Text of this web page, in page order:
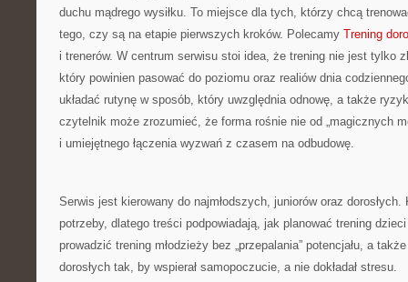
duchu mądrego wysiłku. To miejsce dla tych, którzy chcą
tego, czy są na etapie pierwszych kroków. Polecamy Trening
i trenerów. W centrum serwisu stoi idea, że trening nie jest tylko
który powinien pasować do poziomu oraz realiów dnia
układać rutynę w sposób, który uwzględnia odnowę, a także
czytelnik może zrozumieć, że forma rośnie nie od „magicznych
i umiejętnego łączenia wyzwań z czasem na odbudowę.
Serwis jest kierowany do najmłodszych, juniorów oraz
potrzeby, dlatego treści podpowiadają, jak planować trening
prowadzić trening młodzieży bez „przepalania” potencjału, a
dorosłych tak, by wspierał samopoczucie, a nie dokładał stresu.